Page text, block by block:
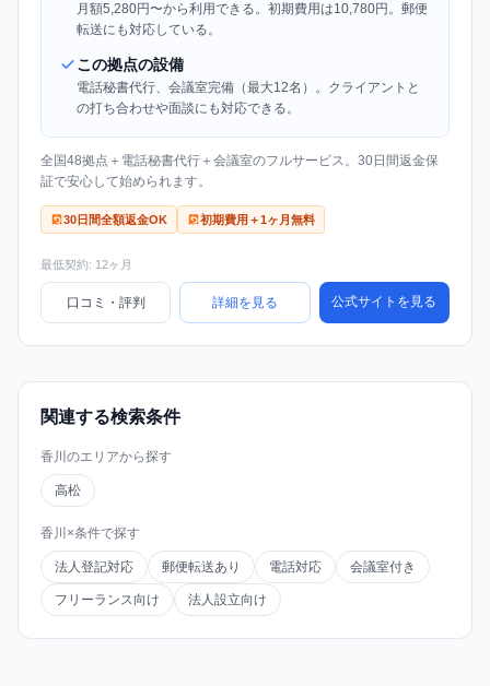
月額5,280円〜から利用できる。初期費用は10,780円。郵便
転送にも対応している。
この拠点の設備
電話秘書代行、会議室完備（最大12名）。クライアントと
の打ち合わせや面談にも対応できる。
全国48拠点＋電話秘書代行＋会議室のフルサービス。30日間返金保
証で安心して始められます。
30日間全額返金OK 初期費用＋1ヶ月無料
最低契約: 12ヶ月
口コミ・評判 詳細を見る 公式サイトを見る
関連する検索条件
香川のエリアから探す
高松
香川×条件で探す
法人登記対応 郵便転送あり 電話対応 会議室付き
フリーランス向け 法人設立向け